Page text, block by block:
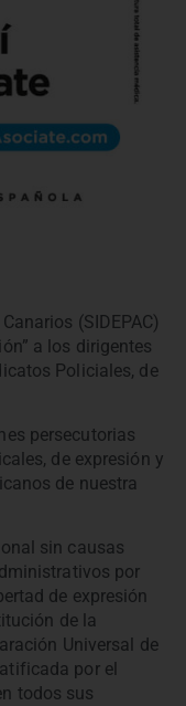
(SIDEPAC)
a los dirigentes
Policiales, de
persecutorias
de expresión y
de nuestra
sin causas
por
de expresión
de la
Universal de
por el
todos sus